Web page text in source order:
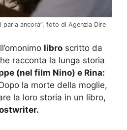
parla ancora”, foto di Agenzia Dire
libro scritto da
racconta la lunga storia
(nel film Nino) e Rina:
la morte della moglie,
la loro storia in un libro,